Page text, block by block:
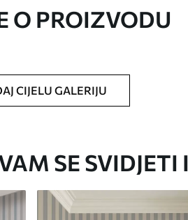
identične trake
tapete mogu se
O PROIZVODU
CIJELU GALERIJU
SE SVIDJETI